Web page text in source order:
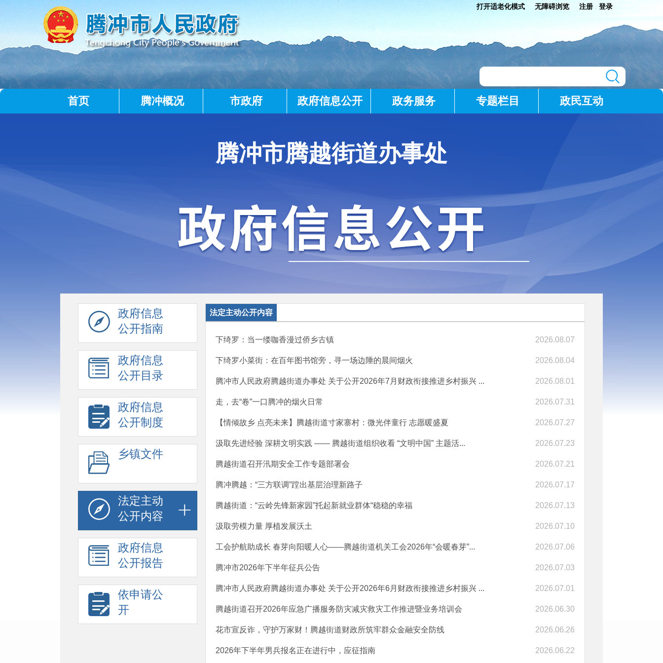
打开适老化模式 无障碍浏览 注册 登录
首页 腾冲概况 市政府 政府信息公开 政务服务 专题栏目 政民互动
腾冲市腾越街道办事处
政府信息
公开指南
政府信息
公开目录
政府信息
公开制度
乡镇文件
法定主动
公开内容
政府信息
公开报告
依申请公
开
法定主动公开内容
下绮罗：当一缕咖香漫过侨乡古镇 2026.08.07
下绮罗小菜街：在百年图书馆旁，寻一场边陲的晨间烟火 2026.08.04
腾冲市人民政府腾越街道办事处 关于公开2026年7月财政衔接推进乡村振兴 ... 2026.08.01
走，去“卷”一口腾冲的烟火日常 2026.07.31
【情倾故乡 点亮未来】腾越街道寸家寨村：微光伴童行 志愿暖盛夏 2026.07.27
汲取先进经验 深耕文明实践 —— 腾越街道组织收看 “文明中国” 主题活... 2026.07.23
腾越街道召开汛期安全工作专题部署会 2026.07.21
腾冲腾越：“三方联调”蹚出基层治理新路子 2026.07.17
腾越街道：“云岭先锋新家园”托起新就业群体“稳稳的幸福 2026.07.13
汲取劳模力量 厚植发展沃土 2026.07.10
工会护航助成长 春芽向阳暖人心——腾越街道机关工会2026年“会暖春芽”... 2026.07.06
腾冲市2026年下半年征兵公告 2026.07.03
腾冲市人民政府腾越街道办事处 关于公开2026年6月财政衔接推进乡村振兴 ... 2026.07.01
腾越街道召开2026年应急广播服务防灾减灾救灾工作推进暨业务培训会 2026.06.30
花市宣反诈，守护万家财！腾越街道财政所筑牢群众金融安全防线 2026.06.26
2026年下半年男兵报名正在进行中，应征指南 2026.06.22